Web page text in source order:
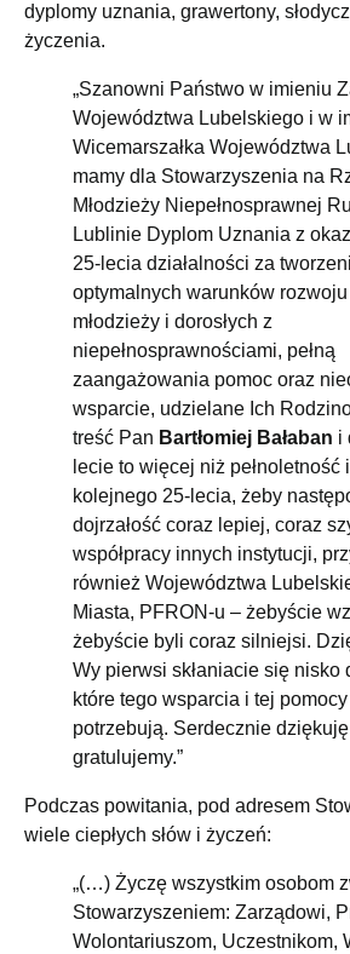
dyplomy uznania, grawertony,
życzenia.
„Szanowni Państwo w imieniu
Województwa Lubelskiego i w
Wicemarszałka Województwa
mamy dla Stowarzyszenia na
Młodzieży Niepełnosprawnej
Lublinie Dyplom Uznania z
25-lecia działalności za
optymalnych warunków
młodzieży i dorosłych z
niepełnosprawnościami, pełną
zaangażowania pomoc oraz
wsparcie, udzielane Ich
treść Pan Bartłomiej Bałaban i
lecie to więcej niż pełnoletność
kolejnego 25-lecia, żeby
dojrzałość coraz lepiej, coraz
współpracy innych instytucji,
również Województwa
Miasta, PFRON-u – żebyście
żebyście byli coraz silniejsi.
Wy pierwsi skłaniacie się nisko
które tego wsparcia i tej
potrzebują. Serdecznie
gratulujemy.”
Podczas powitania, pod adresem
wiele ciepłych słów i życzeń:
„(…) Życzę wszystkim osobom
Stowarzyszeniem: Zarządowi,
Wolontariuszom, Uczestnikom,